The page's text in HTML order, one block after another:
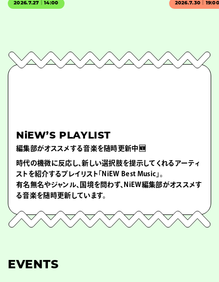
2026.7.27｜14:00 2026.7.30｜
NiEW’S PLAYLIST
編集部がオススメする音楽を随時更新中🆕
時代の機微に反応し、新しい選択肢を提示してくれるアーティ
ストを紹介するプレイリスト「NiEW Best Music」。
有名無名やジャンル、国境を問わず、NiEW編集部がオススメす
る音楽を随時更新しています。
EVENTS